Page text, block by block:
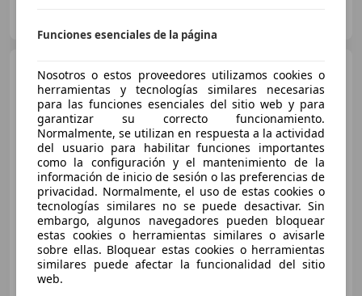
Mercedes-Benz C 220
Cabrio 220d 9G-Tronic
€ 28.000
Buen precio
07/2017
Funciones esenciales de la página
Nosotros o estos proveedores utilizamos cookies o
herramientas y tecnologías similares necesarias
para las funciones esenciales del sitio web y para
garantizar su correcto funcionamiento.
Normalmente, se utilizan en respuesta a la actividad
del usuario para habilitar funciones importantes
como la configuración y el mantenimiento de la
información de inicio de sesión o las preferencias de
privacidad. Normalmente, el uso de estas cookies o
tecnologías similares no se puede desactivar. Sin
embargo, algunos navegadores pueden bloquear
estas cookies o herramientas similares o avisarle
sobre ellas. Bloquear estas cookies o herramientas
similares puede afectar la funcionalidad del sitio
web.